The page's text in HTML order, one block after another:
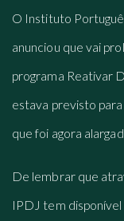
O Instituto
anunciou que vai
programa Reativar
estava previsto
que foi agora
De lembrar que
IPDJ tem disponível